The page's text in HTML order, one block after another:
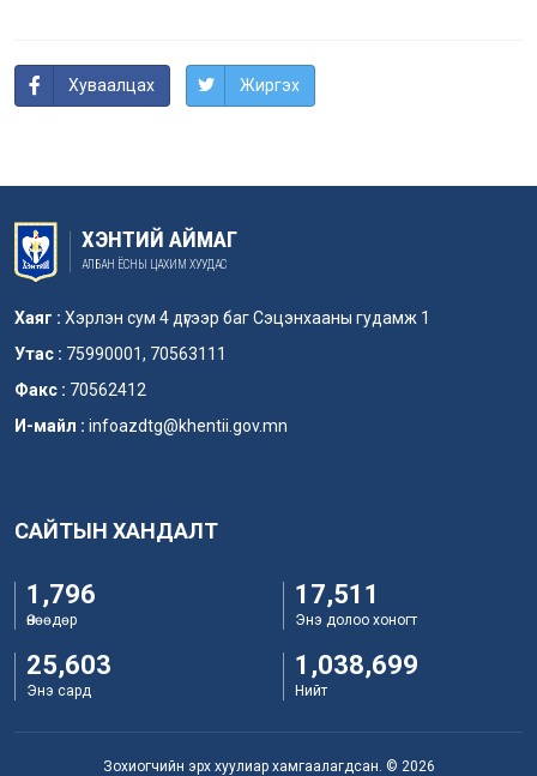
Хуваалцах Жиргэх
ХЭНТИЙ АЙМАГ
АЛБАН ЁСНЫ ЦАХИМ ХУУДАС
Хаяг : Хэрлэн сум 4 дүгээр баг Сэцэнхааны гудамж 1
Утас : 75990001, 70563111
Факс : 70562412
И-майл : infoazdtg@khentii.gov.mn
САЙТЫН ХАНДАЛТ
1,796
Өнөөдөр
17,511
Энэ долоо хоногт
25,603
Энэ сард
1,038,699
Нийт
Зохиогчийн эрх хуулиар хамгаалагдсан. © 2026